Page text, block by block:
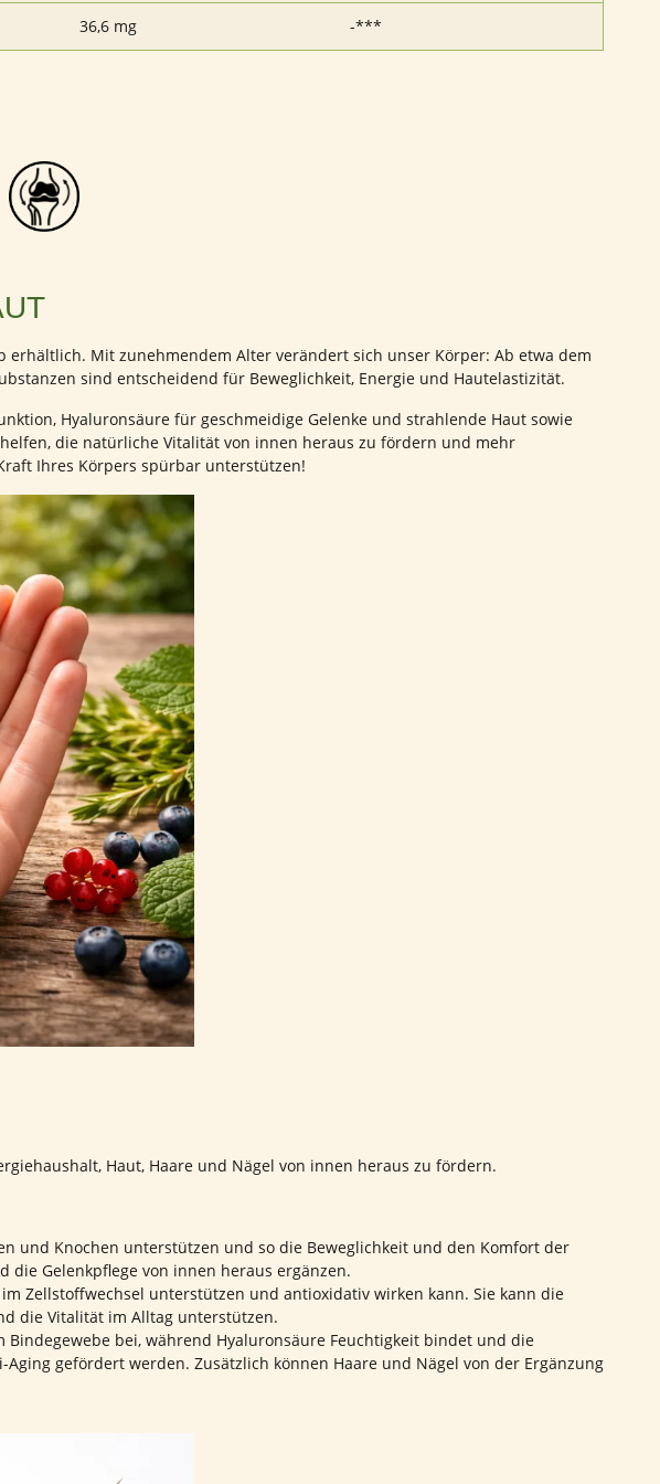
36,6 mg -***
erhältlich. Mit zunehmendem Alter verändert sich unser Körper: Ab etwa dem
sind entscheidend für Beweglichkeit, Energie und Hautelastizität.
Hyaluronsäure für geschmeidige Gelenke und strahlende Haut sowie
die natürliche Vitalität von innen heraus zu fördern und mehr
Ihres Körpers spürbar unterstützen!
Haut, Haare und Nägel von innen heraus zu fördern.
und Knochen unterstützen und so die Beweglichkeit und den Komfort der
Gelenkpflege von innen heraus ergänzen.
Zellstoffwechsel unterstützen und antioxidativ wirken kann. Sie kann die
die Vitalität im Alltag unterstützen.
bei, während Hyaluronsäure Feuchtigkeit bindet und die
gefördert werden. Zusätzlich können Haare und Nägel von der Ergänzung